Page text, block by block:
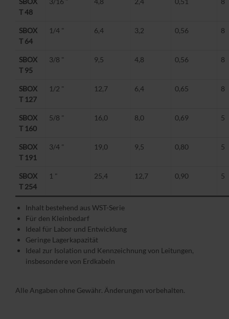
T 48
SBOX
T 64
1/4 " 6,4 3,2 0,56 8
SBOX
T 95
3/8 " 9,5 4,8 0,56 8
SBOX
T 127
1/2 " 12,7 6,4 0,65 8
SBOX
T 160
5/8 " 16,0 8,0 0,69 5
SBOX
T 191
3/4 " 19,0 9,5 0,80 5
SBOX
T 254
1 " 25,4 12,7 0,90 5
Inhalt bestehend aus WST-Serie
Für den Kleinbedarf
Ideal für Labor und Entwicklung
Geringe Lagerkapazität
Ideal zur Isolation und Kennzeichnung von Leitungen,
insbesondere von Erdkabeln
Alle Angaben ohne Gewähr. Änderungen vorbehalten.